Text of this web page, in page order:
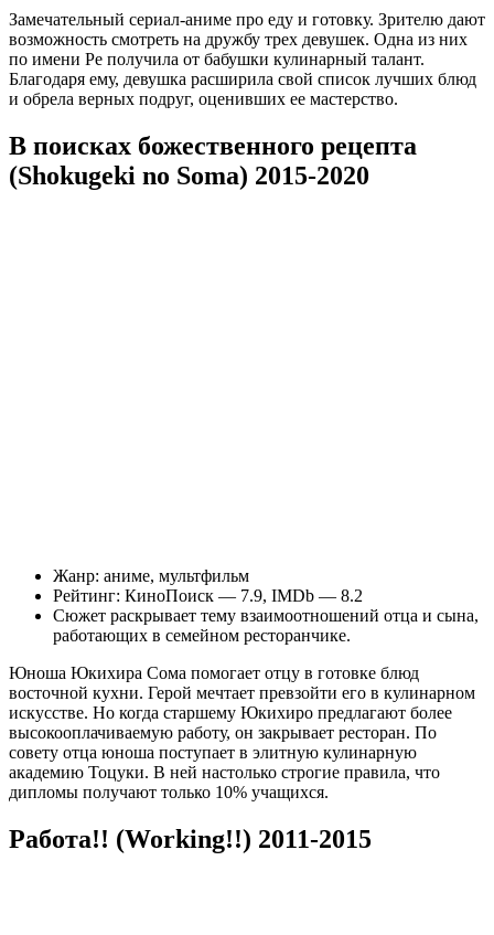
Замечательный сериал-аниме про еду и готовку. Зрителю дают
возможность смотреть на дружбу трех девушек. Одна из них
по имени Ре получила от бабушки кулинарный талант.
Благодаря ему, девушка расширила свой список лучших блюд
и обрела верных подруг, оценивших ее мастерство.
В поисках божественного рецепта
(Shokugeki no Soma) 2015-2020
Жанр: аниме, мультфильм
Рейтинг: КиноПоиск — 7.9, IMDb — 8.2
Сюжет раскрывает тему взаимоотношений отца и сына,
работающих в семейном ресторанчике.
Юноша Юкихира Сома помогает отцу в готовке блюд
восточной кухни. Герой мечтает превзойти его в кулинарном
искусстве. Но когда старшему Юкихиро предлагают более
высокооплачиваемую работу, он закрывает ресторан. По
совету отца юноша поступает в элитную кулинарную
академию Тоцуки. В ней настолько строгие правила, что
дипломы получают только 10% учащихся.
Работа!! (Working!!) 2011-2015